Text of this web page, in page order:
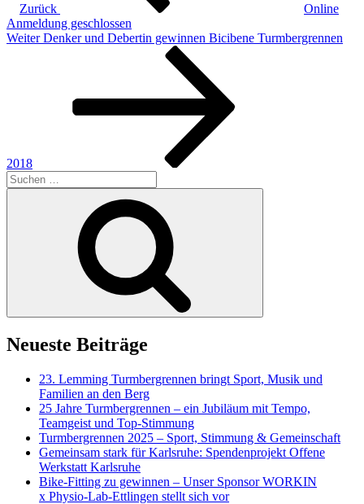
Zurück
Online
Anmeldung geschlossen
Nächster
Weiter Denker und Debertin gewinnen Bicibene Turmbergrennen
2018
Suchen
nach:
Neueste Beiträge
23. Lemming Turmbergrennen bringt Sport, Musik und
Familien an den Berg
25 Jahre Turmbergrennen – ein Jubiläum mit Tempo,
Teamgeist und Top-Stimmung
Turmbergrennen 2025 – Sport, Stimmung & Gemeinschaft
Gemeinsam stark für Karlsruhe: Spendenprojekt Offene
Werkstatt Karlsruhe
Bike-Fitting zu gewinnen – Unser Sponsor WORKIN
x Physio-Lab-Ettlingen stellt sich vor